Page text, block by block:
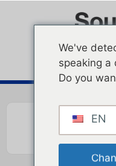
We've
speaking a
Do you
EN